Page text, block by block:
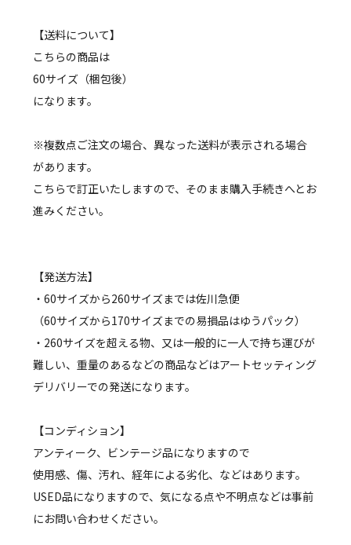
【送料について】
こちらの商品は
60サイズ（梱包後）
になります。
※複数点ご注文の場合、異なった送料が表示される場合
があります。
こちらで訂正いたしますので、そのまま購入手続きへとお
進みください。
【発送方法】
・60サイズから260サイズまでは佐川急便
（60サイズから170サイズまでの易損品はゆうパック）
・260サイズを超える物、又は一般的に一人で持ち運びが
難しい、重量のあるなどの商品などはアートセッティング
デリバリーでの発送になります。
【コンディション】
アンティーク、ビンテージ品になりますので
使用感、傷、汚れ、経年による劣化、などはあります。
USED品になりますので、気になる点や不明点などは事前
にお問い合わせください。